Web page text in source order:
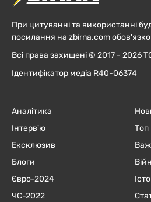
При цитуванні та використанні
посилання на zbirna.com
Всі права захищені © 2017 - 2026
Ідентифікатор медіа R40-06374
Аналітика
Інтерв'ю
Ексклюзив
Блоги
Євро-2024
ЧC-2022
Топ